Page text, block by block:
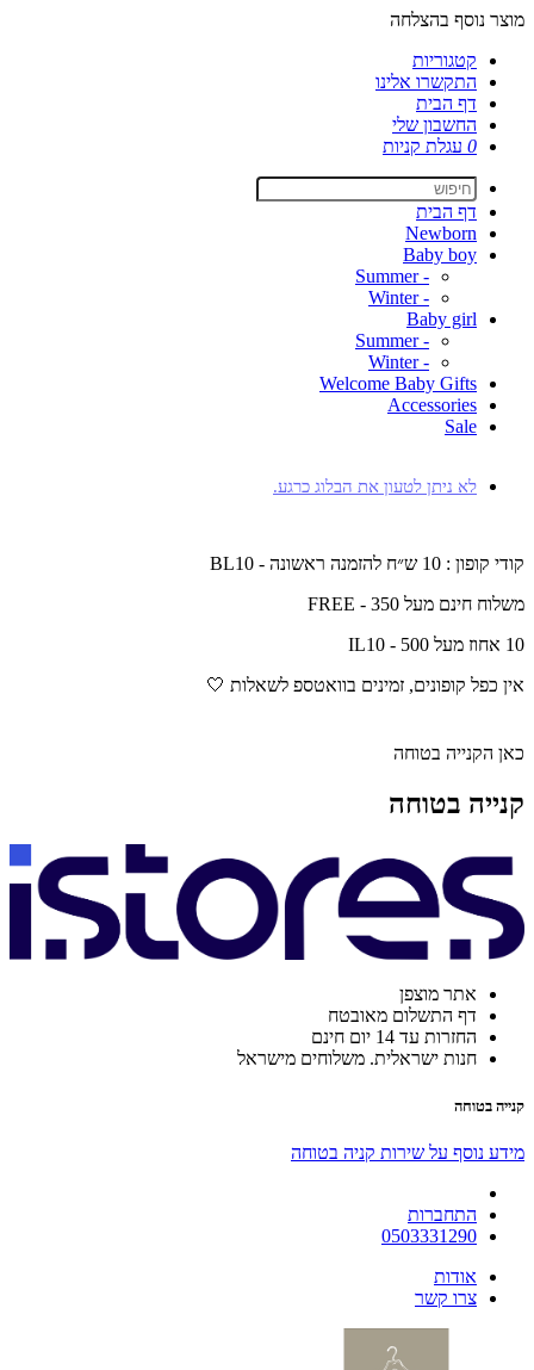
מוצר נוסף בהצלחה
קטגוריות
התקשרו אלינו
דף הבית
החשבון שלי
0 עגלת קניות
דף הבית
Newborn
Baby boy
- Summer
- Winter
Baby girl
- Summer
- Winter
Welcome Baby Gifts
Accessories
Sale
לא ניתן לטעון את הבלוג כרגע.
קודי קופון : 10 ש״ח להזמנה ראשונה - BL10
משלוח חינם מעל 350 - FREE
10 אחוז מעל 500 - IL10
אין כפל קופונים, זמינים בוואטספ לשאלות 🤍
כאן הקנייה בטוחה
קנייה בטוחה
אתר מוצפן
דף התשלום מאובטח
החזרות עד 14 יום חינם
חנות ישראלית. משלוחים מישראל
קנייה בטוחה
מידע נוסף על שירות קניה בטוחה
התחברות
0503331290
אודות
צרו קשר